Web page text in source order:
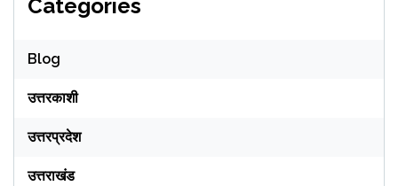
Categories
Blog
उत्तरकाशी
उत्तरप्रदेश
उत्तराखंड